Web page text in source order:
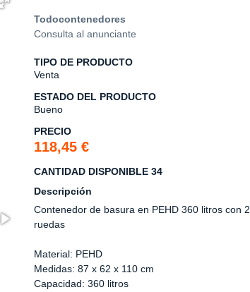
Todocontenedores
Consulta al anunciante
TIPO DE PRODUCTO
Venta
ESTADO DEL PRODUCTO
Bueno
PRECIO
118,45 €
CANTIDAD DISPONIBLE 34
Descripción
Contenedor de basura en PEHD 360 litros con 2
ruedas
Material: PEHD
Medidas: 87 x 62 x 110 cm
Capacidad: 360 litros